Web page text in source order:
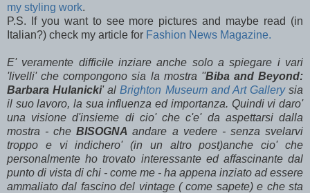
my styling work.
P.S. If you want to see more pictures and maybe read (in
Italian?) check my article for Fashion News Magazine.
E' veramente difficile inziare anche solo a spiegare i vari
'livelli' che compongono sia la mostra ''Biba and Beyond:
Barbara Hulanicki' alBrighton Museum and Art Gallerysia
il suo lavoro, la sua influenza ed importanza. Quindi vi daro'
una visione d'insieme di cio' che c'e' da aspettarsi dalla
mostra - cheBISOGNAandare a vedere - senza svelarvi
troppo e vi indichero' (in un altro post)anche cio' che
personalmente ho trovato interessante ed affascinante dal
punto di vista di chi - come me - ha appena inziato ad essere
ammaliato dal fascino del vintage ( come sapete) e che sta